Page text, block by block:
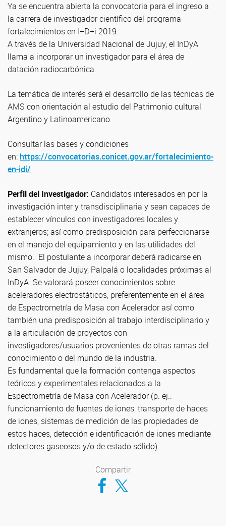
Ya se encuentra abierta la convocatoria para el ingreso a
la carrera de investigador científico del programa
fortalecimientos en I+D+i 2019.
A través de la Universidad Nacional de Jujuy, el InDyA
llama a incorporar un investigador para el área de
datación radiocarbónica.
La temática de interés será el desarrollo de las técnicas de
AMS con orientación al estudio del Patrimonio cultural
Argentino y Latinoamericano.
Consultar las bases y condiciones
en: https://convocatorias.conicet.gov.ar/fortalecimiento-
en-idi/
Perfil del Investigador: Candidatos interesados en por la
investigación inter y transdisciplinaria y sean capaces de
establecer vínculos con investigadores locales y
extranjeros; así como predisposición para perfeccionarse
en el manejo del equipamiento y en las utilidades del
mismo. El postulante a incorporar deberá radicarse en
San Salvador de Jujuy, Palpalá o localidades próximas al
InDyA. Se valorará poseer conocimientos sobre
aceleradores electrostáticos, preferentemente en el área
de Espectrometría de Masa con Acelerador así como
también una predisposición al trabajo interdisciplinario y
a la articulación de proyectos con
investigadores/usuarios provenientes de otras ramas del
conocimiento o del mundo de la industria.
Es fundamental que la formación contenga aspectos
teóricos y experimentales relacionados a la
Espectrometría de Masa con Acelerador (p. ej.:
funcionamiento de fuentes de iones, transporte de haces
de iones, sistemas de medición de las propiedades de
estos haces, detección e identificación de iones mediante
detectores gaseosos y/o de estado sólido).
Compartir
Compartir en Facebook
Compartir en Twitter